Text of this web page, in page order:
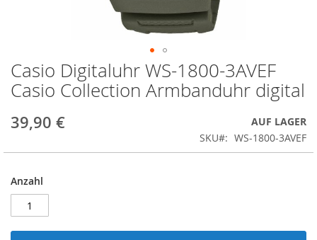
Zum
Anfang
der
springen
Casio Digitaluhr WS-1800-3AVEF
Casio Collection Armbanduhr digital
39,90 €
AUF LAGER
SKU
WS-1800-3AVEF
Anzahl